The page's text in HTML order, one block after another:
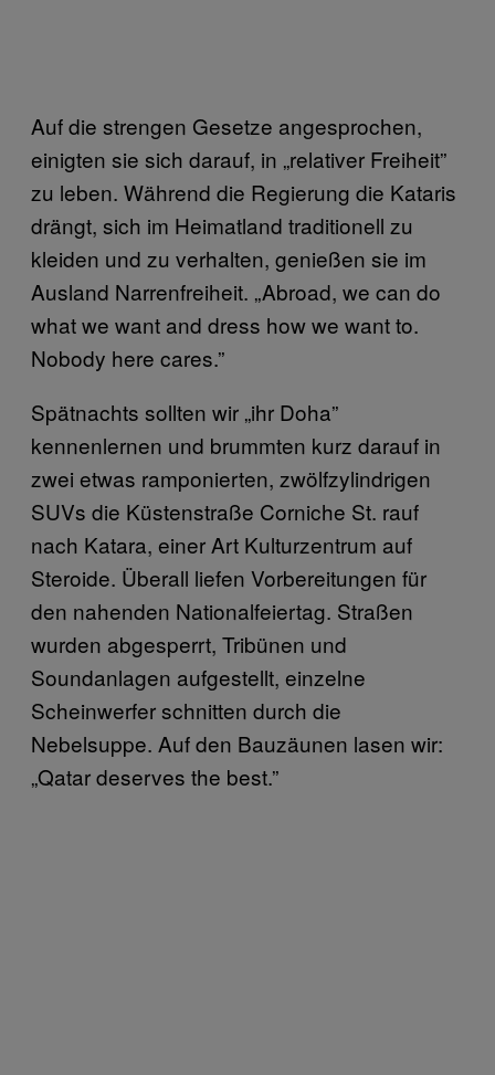
Auf die strengen Gesetze angesprochen,
einigten sie sich darauf, in „relativer Freiheit”
zu leben. Während die Regierung die Kataris
drängt, sich im Heimatland traditionell zu
kleiden und zu verhalten, genießen sie im
Ausland Narrenfreiheit. „Abroad, we can do
what we want and dress how we want to.
Nobody here cares.”
Spätnachts sollten wir „ihr Doha”
kennenlernen und brummten kurz darauf in
zwei etwas ramponierten, zwölfzylindrigen
SUVs die Küstenstraße Corniche St. rauf
nach Katara, einer Art Kulturzentrum auf
Steroide. Überall liefen Vorbereitungen für
den nahenden Nationalfeiertag. Straßen
wurden abgesperrt, Tribünen und
Soundanlagen aufgestellt, einzelne
Scheinwerfer schnitten durch die
Nebelsuppe. Auf den Bauzäunen lasen wir:
„Qatar deserves the best.”